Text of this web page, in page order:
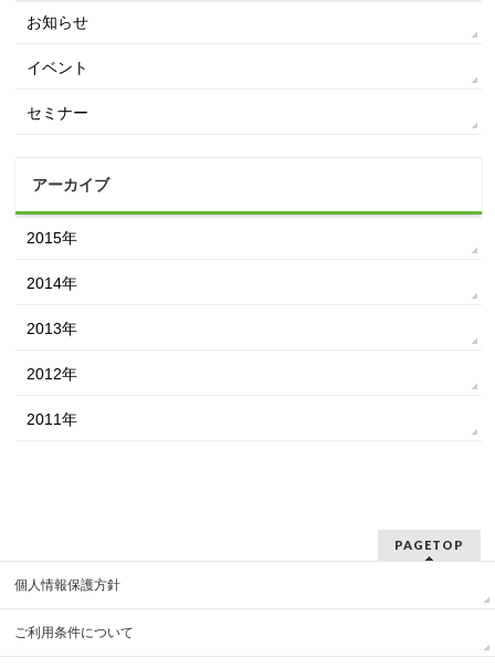
お知らせ
イベント
セミナー
アーカイブ
2015年
2014年
2013年
2012年
2011年
PAGETOP
個人情報保護方針
ご利用条件について